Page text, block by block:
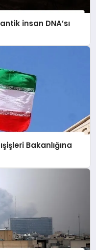
insan DNA’sı
Bakanlığına